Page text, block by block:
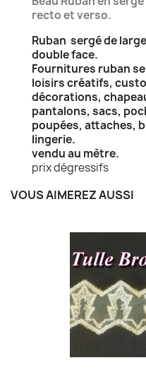
recto et verso.
Ruban sergé de
double face.
Fournitures ruban
loisirs créatifs,
décorations,
pantalons, sacs,
poupées, attaches,
lingerie.
vendu au mètre.
prix dégressifs
VOUS AIMEREZ AUSSI